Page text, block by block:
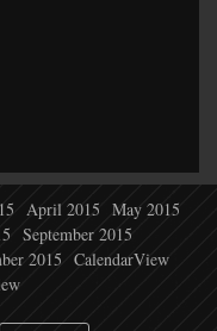
April 2015 May 2015
September 2015
2015 CalendarView